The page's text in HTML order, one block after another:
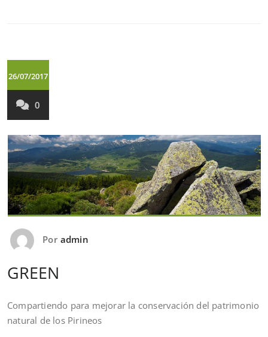
26/07/2017
0
Por admin
GREEN
Compartiendo para mejorar la conservación del patrimonio
natural de los Pirineos